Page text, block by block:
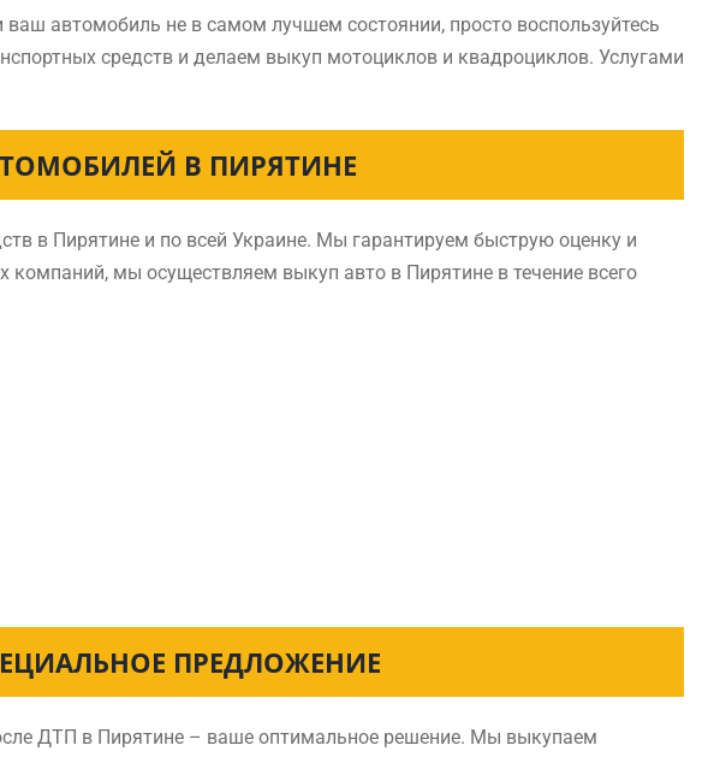
автомобиль не в самом лучшем состоянии, просто воспользуйтесь
средств и делаем выкуп мотоциклов и квадроциклов. Услугами
В ПИРЯТИНЕ
в Пирятине и по всей Украине. Мы гарантируем быструю оценку и
компаний, мы осуществляем выкуп авто в Пирятине в течение всего
ПРЕДЛОЖЕНИЕ
ДТП в Пирятине – ваше оптимальное решение. Мы выкупаем